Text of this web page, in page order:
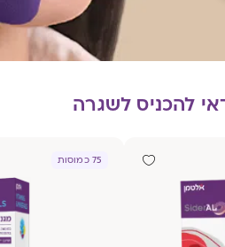
להכניס לשגרה
75 כמוסות